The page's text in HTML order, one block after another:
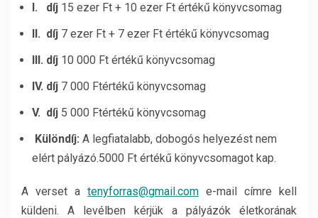
I. díj 15 ezer Ft + 10 ezer Ft értékű könyvcsomag
II. díj 7 ezer Ft + 7 ezer Ft értékű könyvcsomag
III. díj 10 000 Ft értékű könyvcsomag
IV. díj 7 000 Ftértékű könyvcsomag
V. díj 5 000 Ftértékű könyvcsomag
Különdíj: A legfiatalabb, dobogós helyezést nem
elért pályázó.5000 Ft értékű könyvcsomagot kap.
A verset a tenyforras@gmail.com e-mail címre kell
küldeni. A levélben kérjük a pályázók életkorának